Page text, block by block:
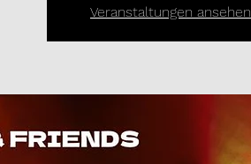
Veranstaltungen ansehen